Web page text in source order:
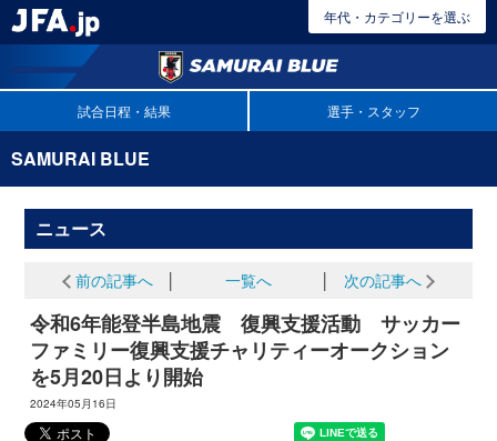
年代・カテゴリーを選ぶ
試合日程・結果 選手・スタッフ
SAMURAI BLUE
ニュース
前の記事へ 一覧へ 次の記事へ
令和6年能登半島地震 復興支援活動 サッカー
ファミリー復興支援チャリティーオークション
を5月20日より開始
2024年05月16日